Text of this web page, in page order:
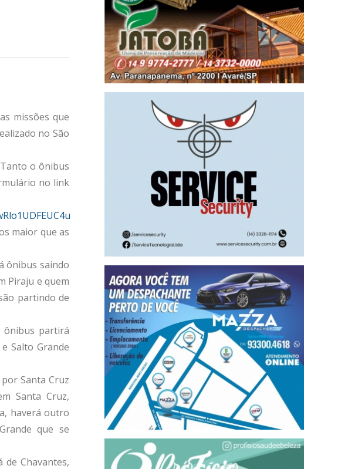
missões que
no São
o ônibus
no link
maior que as
ônibus saindo
Piraju e quem
partindo de
ônibus partirá
Salto Grande
Santa Cruz
Santa Cruz,
haverá outro
que se
Chavantes,